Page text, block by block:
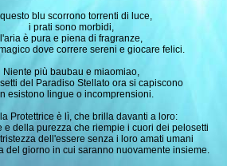
questo blu scorrono torrenti di luce,
i prati sono morbidi,
l'aria è pura e piena di fragranze,
dove correre sereni e giocare felici.
Niente più baubau e miaomiao,
del Paradiso Stellato ora si capiscono
esistono lingue o incomprensioni.
Protettrice è lì, che brilla davanti a loro:
e della purezza che riempie i cuori dei pelosetti
dell'essere senza i loro amati umani
del giorno in cui saranno nuovamente insieme.